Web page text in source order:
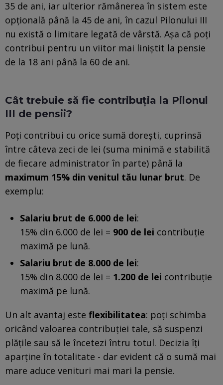
35 de ani, iar ulterior rămânerea în sistem este
opțională până la 45 de ani, în cazul Pilonului III
nu există o limitare legată de vârstă. Așa că poți
contribui pentru un viitor mai liniștit la pensie
de la 18 ani până la 60 de ani.
Cât trebuie să fie contribuția la Pilonul
III de pensii?
Poți contribui cu orice sumă dorești, cuprinsă
între câteva zeci de lei (suma minimă e stabilită
de fiecare administrator în parte) până la
maximum 15% din venitul tău lunar brut. De
exemplu:
Salariu brut de 6.000 de lei:
15% din 6.000 de lei = 900 de lei contribuție
maximă pe lună.
Salariu brut de 8.000 de lei:
15% din 8.000 de lei = 1.200 de lei contribuție
maximă pe lună.
Un alt avantaj este flexibilitatea: poți schimba
oricând valoarea contribuției tale, să suspenzi
plățile sau să le încetezi întru totul. Decizia îți
aparține în totalitate - dar evident că o sumă mai
mare aduce venituri mai mari la pensie.